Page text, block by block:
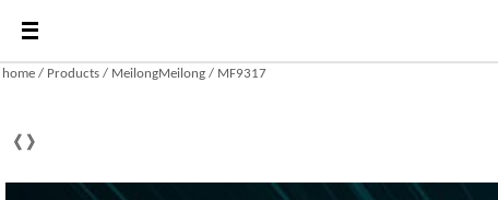
home / Products / MeilongMeilong / MF9317
《 》